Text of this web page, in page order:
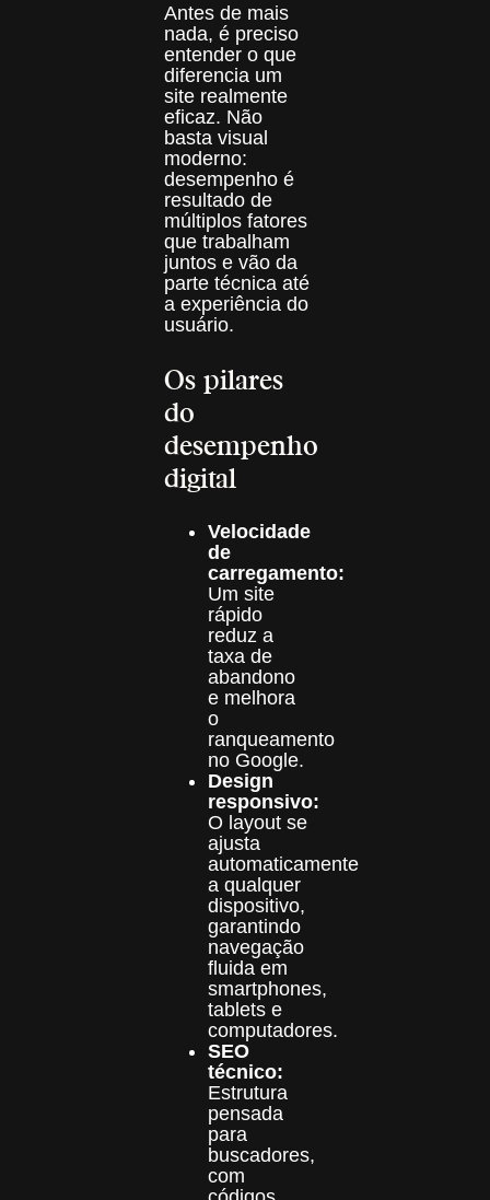
Antes de mais
nada, é preciso
entender o que
diferencia um
site realmente
eficaz. Não
basta visual
moderno:
desempenho é
resultado de
múltiplos fatores
que trabalham
juntos e vão da
parte técnica até
a experiência do
usuário.
Os pilares
do
desempenho
digital
Velocidade
de
carregamento:
Um site
rápido
reduz a
taxa de
abandono
e melhora
o
ranqueamento
no Google.
Design
responsivo:
O layout se
ajusta
automaticamente
a qualquer
dispositivo,
garantindo
navegação
fluida em
smartphones,
tablets e
computadores.
SEO
técnico:
Estrutura
pensada
para
buscadores,
com